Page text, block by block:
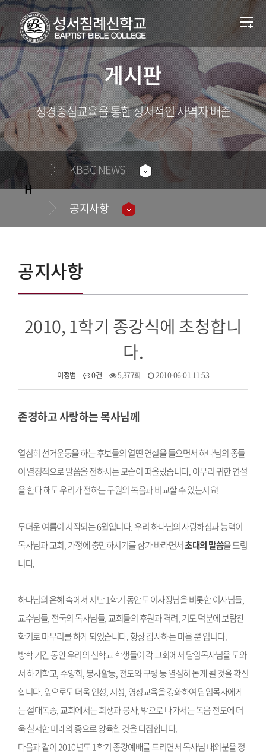
게시판
성경중심교육을 통한 성서적인 사역자 배출
KBBC NEWS
공지사항
공지사항
2010, 1학기 종강식에 초청합니
다.
이정범 0건 5,377회 2010-06-01 11:53
존경하고 사랑하는 목사님께
열심히 선거운동을 하는 후보들의 열띤 연설을 들으면서 하나님의 종들
이 열정적으로 말씀을 전하시는 모습이 떠올랐습니다. 아무리 귀한 연설
을 한다 해도 우리가 전하는 구원의 복음과 비교할 수 있는지요!
무더운 여름이 시작되는 6월입니다. 우리 하나님의 사랑하심과 능력이
목사님과 교회, 가정에 충만하시기를 삼가 바라면서초대의 말씀을 드립
니다.
하나님의 은혜 속에서 지난 1학기 동안도 이사장님을 비롯한 이사님들,
교수님들, 전국의 목사님들, 교회들의 후원과 격려, 기도 덕분에 보람찬
학기로 마무리를 하게 되었습니다. 항상 감사하는 마음 뿐 입니다.
방학 기간 동안 우리의 신학교 학생들이 각 교회에서 담임목사님을 도와
서 하기학교, 수양회, 봉사활동, 전도와 구령 등 열심히 돕게 될 것을 확신
합니다. 앞으로도 더욱 인성, 지성, 영성교육을 강화하여 담임목사에게
는 절대복종, 교회에서는 희생과 봉사, 밖으로 나가서는 복음 전도에 더
욱 철저한 미래의 종으로 양육할 것을 다짐합니다.
다음과 같이 2010년도 1학기 종강예배를 드리면서 목사님 내외분을 정